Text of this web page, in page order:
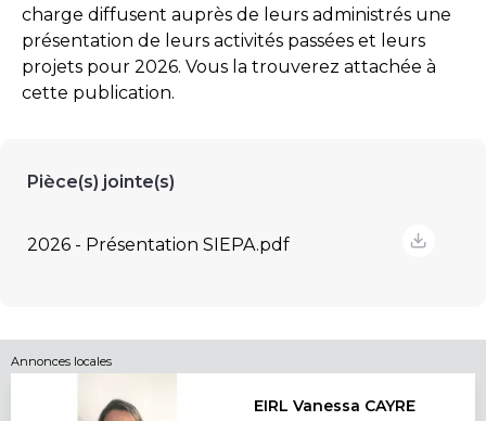
charge diffusent auprès de leurs administrés une
présentation de leurs activités passées et leurs
projets pour 2026. Vous la trouverez attachée à
cette publication.
Pièce(s) jointe(s)
2026 - Présentation SIEPA.pdf
Annonces locales
EIRL Vanessa CAYRE